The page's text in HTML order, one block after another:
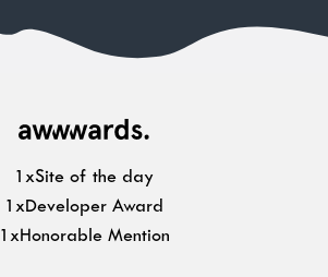
1xSite of the day
1xDeveloper Award
1xHonorable Mention